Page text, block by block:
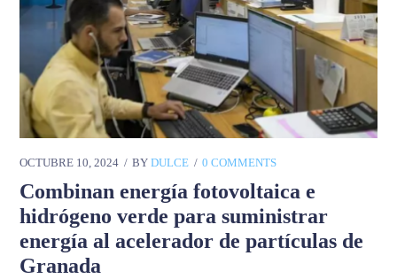
OCTUBRE 10, 2024 BYDULCE 0 COMMENTS
Combinan energía fotovoltaica e
hidrógeno verde para suministrar
energía al acelerador de partículas de
Granada